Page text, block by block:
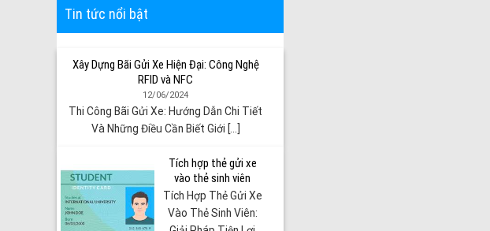
Tin tức nổi bật
Xây Dựng Bãi Gửi Xe Hiện Đại: Công Nghệ
RFID và NFC
12/06/2024
Thi Công Bãi Gửi Xe: Hướng Dẫn Chi Tiết
Và Những Điều Cần Biết Giới [...]
Tích hợp thẻ gửi xe
vào thẻ sinh viên
Tích Hợp Thẻ Gửi Xe
Vào Thẻ Sinh Viên: